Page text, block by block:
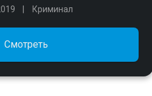
Криминал
Смотреть